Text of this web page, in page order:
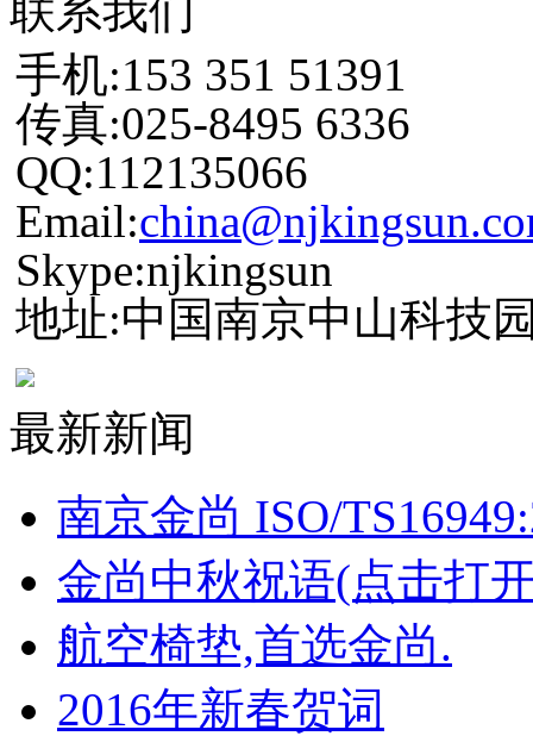
联系我们
手机:153 351 51391
传真:025-8495 6336
QQ:112135066
Email:
Skype:njkingsun
地址:中国南京中山科技
最新新闻
南京金尚 ISO/
金尚中秋祝语(点击打
航空椅垫,首选金尚.
2016年新春贺词